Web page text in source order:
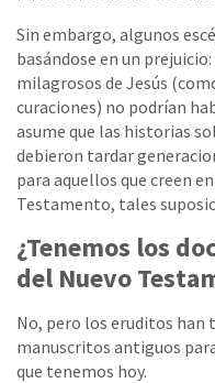
Sin embargo, algunos
basándose en un
milagrosos de Jesús
curaciones) no podrían
asume que las historias
debieron tardar
para aquellos que creen
Testamento, tales
¿Tenemos los
del Nuevo
No, pero los eruditos han
manuscritos antiguos
que tenemos hoy.